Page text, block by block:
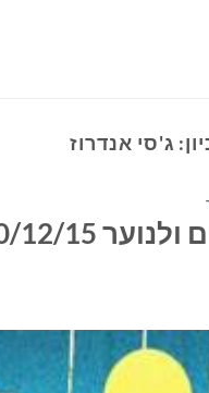
ג'סי אנדרוז
20/12/15